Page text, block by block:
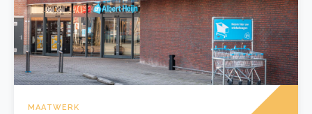
MAATWERK